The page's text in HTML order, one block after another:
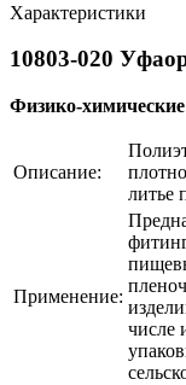
Характеристики
10803-020
Физико-химические
Описание:
литье
Применение:
числе